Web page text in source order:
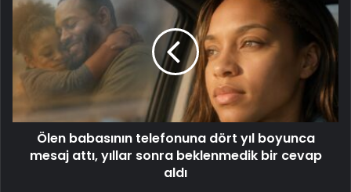
Ölen babasının telefonuna dört yıl boyunca
mesaj attı, yıllar sonra beklenmedik bir cevap
aldı